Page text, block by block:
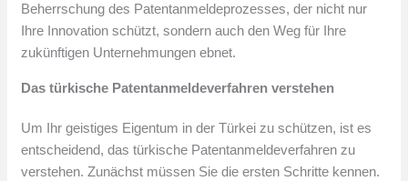
Beherrschung des Patentanmeldeprozesses, der nicht nur
Ihre Innovation schützt, sondern auch den Weg für Ihre
zukünftigen Unternehmungen ebnet.
Das türkische Patentanmeldeverfahren verstehen
Um Ihr geistiges Eigentum in der Türkei zu schützen, ist es
entscheidend, das türkische Patentanmeldeverfahren zu
verstehen. Zunächst müssen Sie die ersten Schritte kennen.